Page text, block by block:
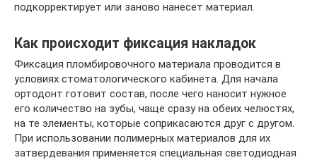
подкорректирует или заново нанесет материал.
Как происходит фиксация накладок
Фиксация пломбировочного материала проводится в
условиях стоматологического кабинета. Для начала
ортодонт готовит состав, после чего наносит нужное
его количество на зубы, чаще сразу на обеих челюстях,
на те элементы, которые соприкасаются друг с другом.
При использовании полимерных материалов для их
затвердевания применяется специальная светодиодная